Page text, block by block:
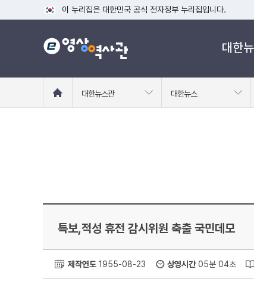
이 누리집은 대한민국 공식 전자정부 누리집입니다.
공식 누리집 주소 확인하기
go.kr 주소를 사용하는 누리집은 대한민국 정부기관이 관리
대한
로
대한뉴스관 대한뉴스
특보,적성 휴전 감시위원 축출 국민데모
제작연도 1955-08-23 상영시간05분 04초